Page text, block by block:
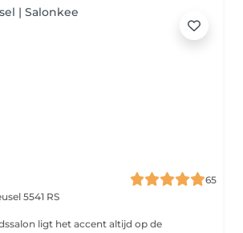
65
5541 RS
ligt het accent altijd op de